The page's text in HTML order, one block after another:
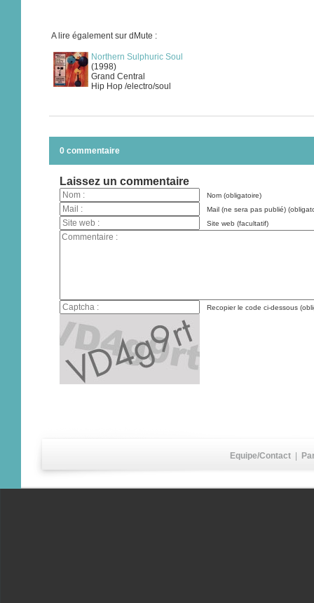
A lire également sur dMute :
Northern Sulphuric Soul
(1998)
Grand Central
Hip Hop /electro/soul
0 commentaire
Laissez un commentaire
Nom (obligatoire)
Mail (ne sera pas publié)
Site web (facultatif)
Recopier le code ci-dessous
Equipe/Contact